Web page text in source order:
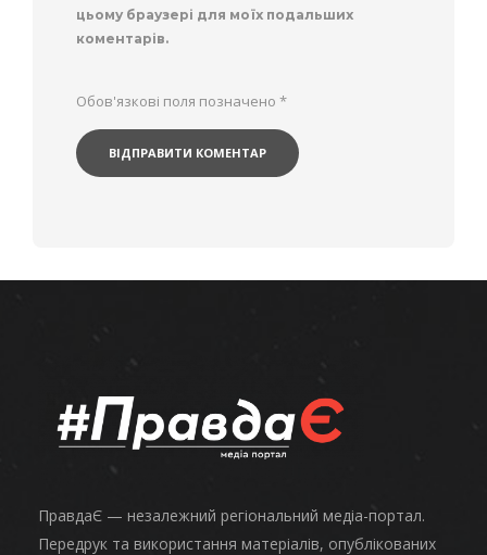
цьому браузері для моїх подальших
коментарів.
Обов'язкові поля позначено *
ПравдаЄ — незалежний регіональний медіа-портал.
Передрук та використання матеріалів, опублікованих